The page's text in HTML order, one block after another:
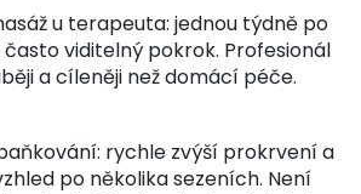
u terapeuta: jednou týdně po
často viditelný pokrok. Profesionál
a cíleněji než domácí péče.
rychle zvýší prokrvení a
po několika sezeních. Není